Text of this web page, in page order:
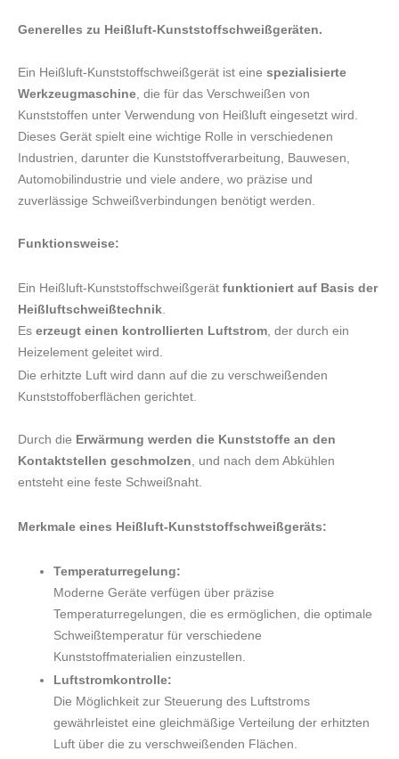
Generelles zu Heißluft-Kunststoffschweißgeräten.
Ein Heißluft-Kunststoffschweißgerät ist eine spezialisierte
Werkzeugmaschine, die für das Verschweißen von
Kunststoffen unter Verwendung von Heißluft eingesetzt wird.
Dieses Gerät spielt eine wichtige Rolle in verschiedenen
Industrien, darunter die Kunststoffverarbeitung, Bauwesen,
Automobilindustrie und viele andere, wo präzise und
zuverlässige Schweißverbindungen benötigt werden.
Funktionsweise:
Ein Heißluft-Kunststoffschweißgerät funktioniert auf Basis der
Heißluftschweißtechnik.
Es erzeugt einen kontrollierten Luftstrom, der durch ein
Heizelement geleitet wird.
Die erhitzte Luft wird dann auf die zu verschweißenden
Kunststoffoberflächen gerichtet.
Durch die Erwärmung werden die Kunststoffe an den
Kontaktstellen geschmolzen, und nach dem Abkühlen
entsteht eine feste Schweißnaht.
Merkmale eines Heißluft-Kunststoffschweißgeräts:
Temperaturregelung:
Moderne Geräte verfügen über präzise
Temperaturregelungen, die es ermöglichen, die optimale
Schweißtemperatur für verschiedene
Kunststoffmaterialien einzustellen.
Luftstromkontrolle:
Die Möglichkeit zur Steuerung des Luftstroms
gewährleistet eine gleichmäßige Verteilung der erhitzten
Luft über die zu verschweißenden Flächen.